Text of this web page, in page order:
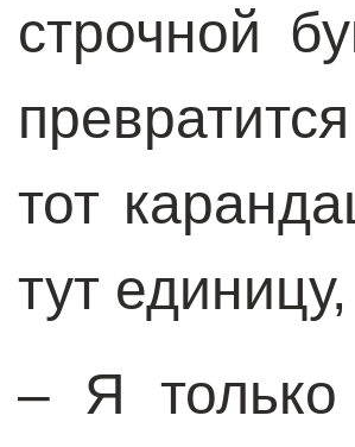
строчной
тот
тут
– Я только